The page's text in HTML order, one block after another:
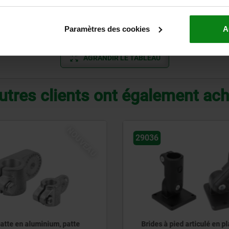
Paramètres des cookies
non
non
AGRANDIR LE TABLEAU
clients ont également
à pied articulé en plastique
Brides articulées